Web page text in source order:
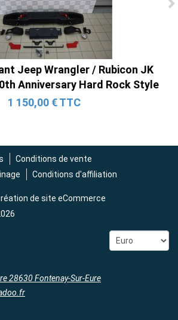
Ford Mustang GT & V6
(2015-2023)
2 690,00 € TTC
Jeep Wrangler / Rubicon JK
Anniversary Hard Rock Style
1 150,00 € TTC
Conditions de vente
Conditions d'affiliation
de site eCommerce
28630 Fontenay-Sur-Eure